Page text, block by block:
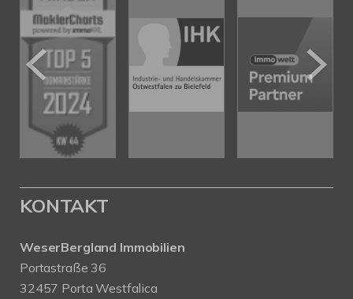
KONTAKT
WeserBergland Immobilien
Portastraße 36
32457 Porta Westfalica